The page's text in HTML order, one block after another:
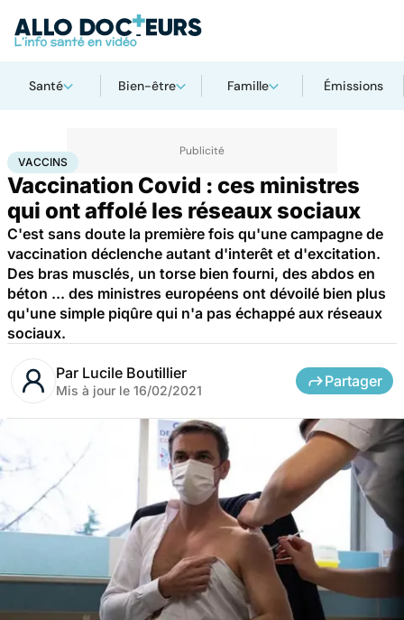
Santé Bien-être Famille Émissions
AccueilSanté Vaccins
VACCINS
Vaccination Covid : ces ministres
qui ont affolé les réseaux sociaux
C'est sans doute la première fois qu'une campagne de
vaccination déclenche autant d'interêt et d'excitation.
Des bras musclés, un torse bien fourni, des abdos en
béton ... des ministres européens ont dévoilé bien plus
qu'une simple piqûre qui n'a pas échappé aux réseaux
sociaux.
Par Lucile Boutillier
Mis à jour le 16/02/2021
Partager